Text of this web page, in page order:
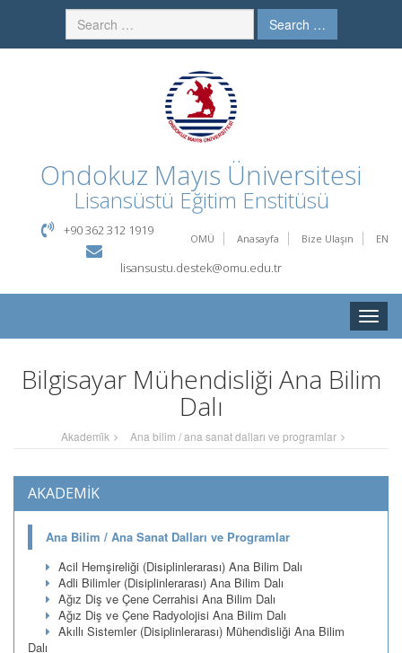
Search …
Ondokuz Mayıs Üniversitesi
Lisansüstü Eğitim Enstitüsü
OMÜ Anasayfa Bize Ulaşın EN
+90 362 312 1919
lisansustu.destek@omu.edu.tr
Toggle
Bilgisayar Mühendisliği Ana Bilim
Dalı
Akademi̇k Ana bilim / ana sanat dalları ve programlar
AKADEMİK
Ana Bilim / Ana Sanat Dalları ve Programlar
Acil Hemşireliği (Disiplinlerarası) Ana Bilim Dalı
Adli Bilimler (Disiplinlerarası) Ana Bilim Dalı
Ağız Diş ve Çene Cerrahisi Ana Bilim Dalı
Ağız Diş ve Çene Radyolojisi Ana Bilim Dalı
Akıllı Sistemler (Disiplinlerarası) Mühendisliği Ana Bilim
Dalı